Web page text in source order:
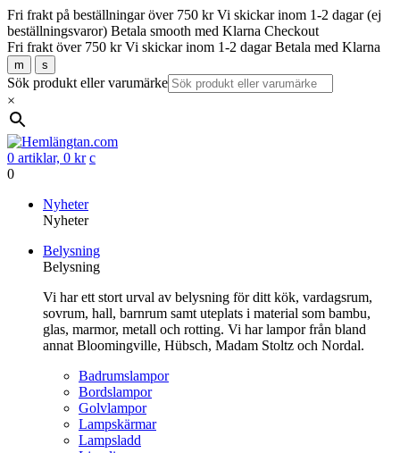
Fri frakt på beställningar över 750 kr Vi skickar inom 1-2 dagar (ej
beställningsvaror) Betala smooth med Klarna Checkout
Fri frakt över 750 kr Vi skickar inom 1-2 dagar Betala med Klarna
m s
Sök produkt eller varumärke
×
0 artiklar, 0 kr c
0
innehåll
Nyheter
Nyheter
Belysning
Belysning
Vi har ett stort urval av belysning för ditt kök, vardagsrum,
sovrum, hall, barnrum samt uteplats i material som bambu,
glas, marmor, metall och rotting. Vi har lampor från bland
annat Bloomingville, Hübsch, Madam Stoltz och Nordal.
Badrumslampor
Bordslampor
Golvlampor
Lampskärmar
Lampsladd